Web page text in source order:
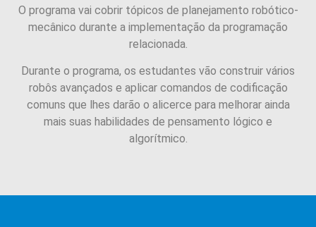
O programa vai cobrir tópicos de planejamento robótico-
mecânico durante a implementação da programação
relacionada.
Durante o programa, os estudantes vão construir vários
robôs avançados e aplicar comandos de codificação
comuns que lhes darão o alicerce para melhorar ainda
mais suas habilidades de pensamento lógico e
algorítmico.